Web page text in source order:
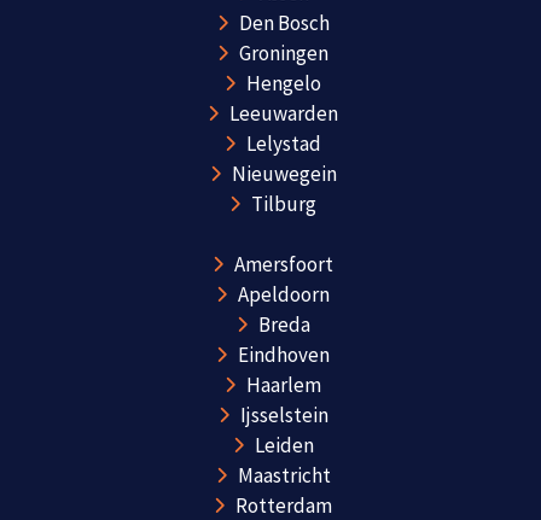
Den Bosch
Groningen
Hengelo
Leeuwarden
Lelystad
Nieuwegein
Tilburg
Amersfoort
Apeldoorn
Breda
Eindhoven
Haarlem
Ijsselstein
Leiden
Maastricht
Rotterdam